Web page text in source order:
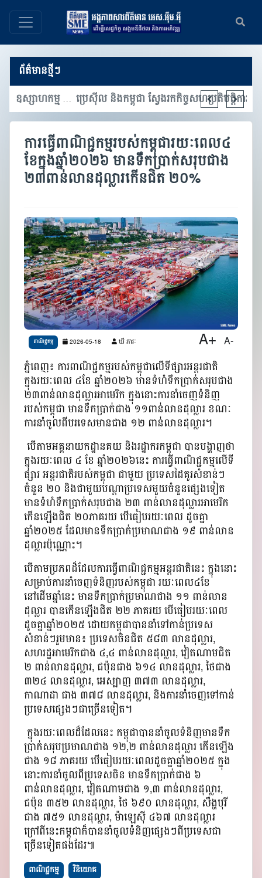
ព័ត៌មានថ្មីៗ
មហាសន្និបាតអភិវឌ្ឍន៍ឧស្សាហកម្ម និងពិព័រណ៍ឧស្សាហកម្ម ផ្តោតលើការជំរុញភាពជាដៃគូឧស្សាហកម្ម និងការចាប់យកបច្ចេកវិទ្យាទំនើប
ការធ្វើពាណិជ្ជកម្មរបស់កម្ពុជារយៈពេល៤
ខែក្នុងឆ្នាំ២០២៦ មានទឹកប្រាក់សរុបជាង
២៣ពាន់លានដុល្លារកើនជិត ២០%
ពាណិជ្ជកម្ម 2026-05-18 ឃី ភារៈ A+ A-
ភ្នំពេញ៖ ការពាណិជ្ជកម្មរបស់កម្ពុជា​លើទីផ្សារអន្តរជាតិ​
ក្នុងរយៈពេល ៤ខែ ឆ្នាំ២០២៦ មានទំហំទឹកប្រាក់សរុបជាង
២៣ពាន់លានដុល្លារអាមេរិក​ ក្នុងនោះការនាំចេញទំនិញ
របស់កម្ពុជា មានទឹកប្រាក់ជាង ១១ពាន់លានដុល្លារ ខណៈ
ការនាំចូលពីបរទេសមានជាង ១២ ពាន់លានដុល្លារ។
បើតាមអគ្គនាយកដ្ឋានគយ និងរដ្ឋាករកម្ពុជា បានបង្ហាញថា
ក្នុងរយៈពេល ៤ ខែ ឆ្នាំ២០២៦នេះ​ ការធ្វើពាណិជ្ជកម្មលើទី
ផ្សារ អន្តរជាតិរបស់កម្ពុជា​ ជាមួយ ប្រទេសដៃគូរសំខាន់ៗ
ចំនួន ២០ និងជាមួយបណ្តាប្រទេសមួយចំនួនផ្សេងទៀត
មានទំហំទឹកប្រាក់សរុបជាង ២៣ ពាន់លានដុល្លារអាមេរិក
កើនឡើងជិត ២០ភាគរយ បើធៀបរយៈពេល ដូចគ្នា
ឆ្នំា២០២៥ ដែលមានទឹកប្រាក់ប្រមាណជាង ១៩ ពាន់លាន
ដុល្លារប៉ុណ្ណោះ។
​បើតាមប្រភពដ៏ដែលការធ្វើពាណិជ្ជកម្មអន្តរជាតិនេះ ក្នុងនោះ
សម្រាប់ការនាំចេញទំនិញរបស់កម្ពុជា រយៈពេល៤ខែ
នៅដើមឆ្នាំនេះ មានទឹកប្រាក់ប្រមាណជាង ១១ ពាន់លាន
ដុល្លារ បានកើនឡើងជិត ២២ ភាគរយ បើធៀបរយៈពេល
ដូចគ្នាឆ្នំា២០២៥ ដោយកម្ពុជាបាននាំទៅកាន់ប្រទេស
សំខាន់ៗរួមមាន៖ ប្រទេសចិនជិត ៥៨៣ លានដុល្លារ,
សហរដ្ឋអាមេរិកជាង ៤,៤ ពាន់លានដុល្លារ, វៀតណាមជិត
២ ពាន់លានដុល្លារ, ជប៉ុនជាង ៦១៤ លានដុល្លារ, ថៃជាង
៣២៤ លានដុល្លារ, អេស្បាញ ៣៧៣ លានដុល្លារ,
កាណាដា ជាង ៣៧៨ លានដុល្លារ, និងការនាំចេញទៅកាន់
ប្រទេសផ្សេងៗជាច្រើនទៀត។
ក្នុងរយៈពេលដ៏ដែលនេះ កម្ពុជាបាននាំចូលទំនិញមានទឹក
ប្រាក់សរុបប្រមាណជាង ១២,២ ពាន់លានដុល្លារ កើនឡើង
ជាង ១៨ ភាគរយ បើធៀបរយៈពេលដូចគ្នាឆ្នំា២០២៥ ក្នុង
នោះការនាំចូលពីប្រទេសចិន មានទឹកប្រាក់ជាង ៦
ពាន់លានដុល្លារ, វៀតណាមជាង ១,៣ ពាន់លានដុល្លារ,
ជប៉ុន ៣៥២ លានដុល្លារ, ថៃ ៦៩០ លានដុល្លារ, សឹង្ហបុរី
ជាង ៧៥១ លានដុល្លារ, ម៉ាឡេស៊ី ៤៦៧ លានដុល្លារ
ក្រៅពីនេះកម្ពុជាក៏បាននាំចូលទំនិញផ្សេងៗពីប្រទេសជា
ច្រើនទៀតផងដែរ៕
ពាណិជ្ជកម្ម វិនិយោគ